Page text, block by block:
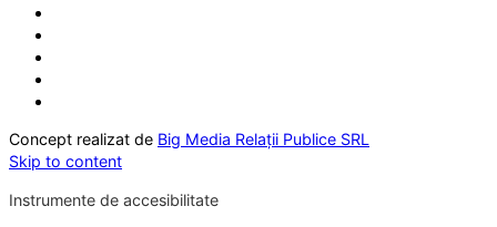
Concept realizat de Big Media Relații Publice SRL
Skip to content
Instrumente de accesibilitate